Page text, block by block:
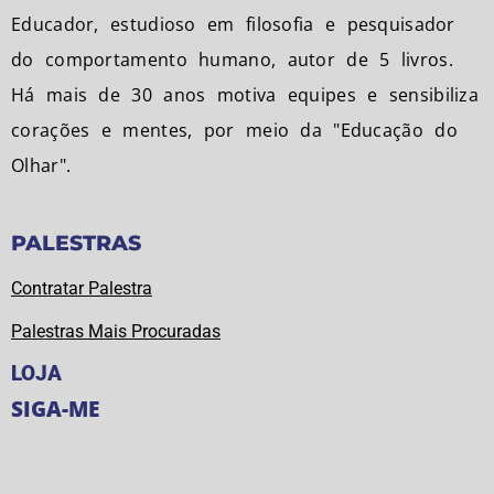
Educador, estudioso em filosofia e pesquisador
do comportamento humano, autor de 5 livros.
Há mais de 30 anos motiva equipes e sensibiliza
corações e mentes, por meio da "Educação do
Olhar".
PALESTRAS
Contratar Palestra
Palestras Mais Procuradas
LOJA
SIGA-ME